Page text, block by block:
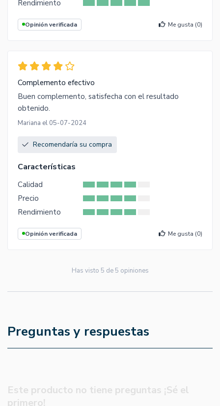
Rendimiento
Opinión verificada Me gusta (0)
Complemento efectivo
Buen complemento, satisfecha con el resultado
obtenido.
Mariana el 05-07-2024
Recomendaría su compra
Características
Calidad
Precio
Rendimiento
Opinión verificada Me gusta (0)
Has visto 5 de 5 opiniones
Preguntas y respuestas
Este producto no tiene preguntas ¡Sé el
primero!